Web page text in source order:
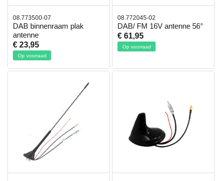
08.773500-07
DAB binnenraam plak
antenne
€ 23,95
Op voorraad
08.772045-02
DAB/ FM 16V antenne 56°
€ 61,95
Op voorraad